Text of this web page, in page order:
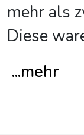
mehr als
Diese
...mehr